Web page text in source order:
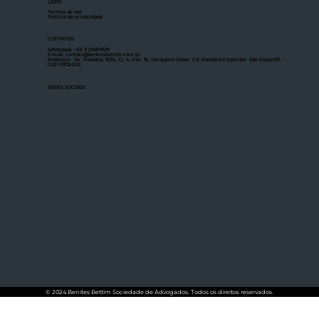
LGPD
Termos de uso
Política de privacidade
CONTATOS
Whatsapp: +55 11 3149-9129
E-mail: contato@benitesbettim.com.br
Endereço: Av. Paulista, 1636, Cj. 4, Pav. 15, Cerqueira César Cd. Paulista Corporate São Paulo-SP,
CEP 01310-200
REDES SOCIAIS
© 2024 Benites Bettim Sociedade de Advogados. Todos os direitos reservados.